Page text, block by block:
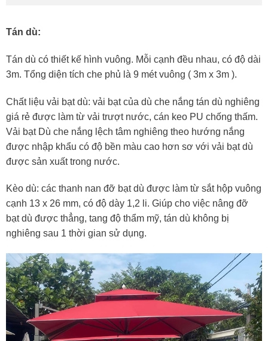
Tán dù:
Tán dù có thiết kế hình vuông. Mỗi cạnh đều nhau, có độ dài
3m. Tổng diện tích che phủ là 9 mét vuông ( 3m x 3m ).
Chất liệu vải bạt dù: vải bạt của dù che nắng tán dù nghiêng
giá rẻ được làm từ vải trượt nước, cán keo PU chống thấm.
Vải bạt Dù che nắng lệch tâm nghiêng theo hướng nắng
được nhập khẩu có độ bền màu cao hơn sơ với vải bạt dù
được sản xuất trong nước.
Kèo dù: các thanh nan đỡ bạt dù được làm từ sắt hộp vuông
cạnh 13 x 26 mm, có độ dày 1,2 li. Giúp cho việc nâng đỡ
bạt dù được thẳng, tang độ thẩm mỹ, tán dù không bị
nghiêng sau 1 thời gian sử dụng.